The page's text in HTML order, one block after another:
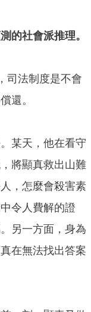
的社會派推理。
司法制度是不會
還。
某天，他在看守
將顯真救出山難
，怎麼會殺害素
令人費解的證
另一方面，身為
在無法找出答案